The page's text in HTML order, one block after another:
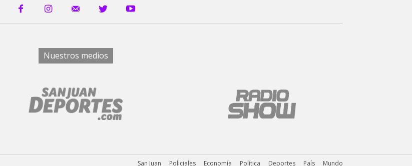
Nuestros medios
San Juan Policiales Economía Política Deportes País Mundo